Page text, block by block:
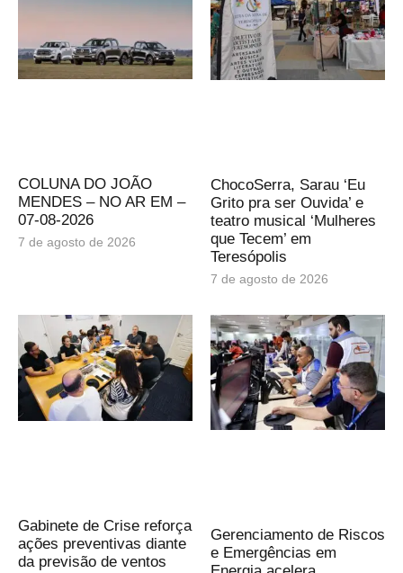
COLUNA DO JOÃO
MENDES – NO AR EM –
07-08-2026
7 de agosto de 2026
ChocoSerra, Sarau ‘Eu
Grito pra ser Ouvida’ e
teatro musical ‘Mulheres
que Tecem’ em
Teresópolis
7 de agosto de 2026
Gabinete de Crise reforça
ações preventivas diante
da previsão de ventos
Gerenciamento de Riscos
e Emergências em